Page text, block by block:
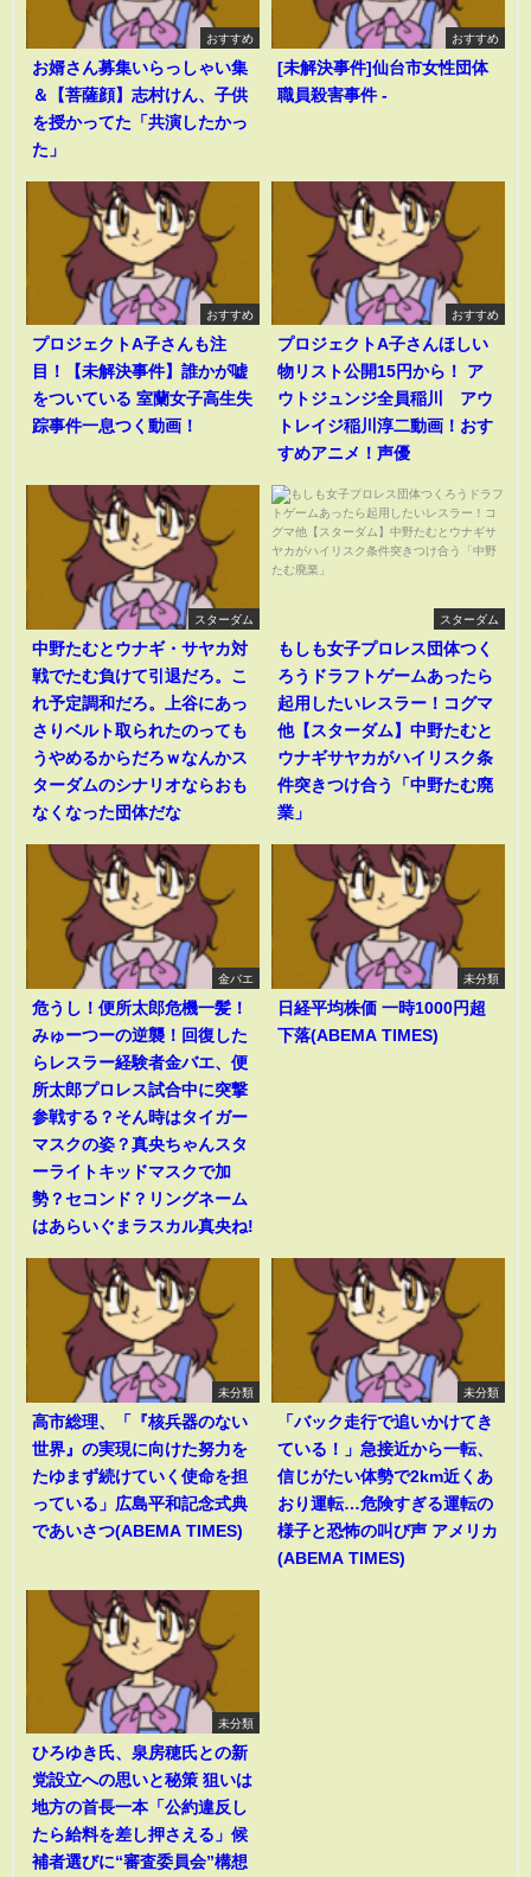
おすすめ
お婿さん募集いらっしゃい集
＆【菩薩顔】志村けん、子供
を授かってた「共演したかっ
た」
おすすめ
[未解決事件]仙台市女性団体
職員殺害事件 -
おすすめ
プロジェクトA子さんも注
目！【未解決事件】誰かが嘘
をついている 室蘭女子高生失
踪事件一息つく動画！
おすすめ
プロジェクトA子さんほしい
物リスト公開15円から！ ア
ウトジュンジ全員稲川 アウ
トレイジ稲川淳二動画！おす
すめアニメ！声優
スターダム
中野たむとウナギ・サヤカ対
戦でたむ負けて引退だろ。こ
れ予定調和だろ。上谷にあっ
さりベルト取られたのっても
うやめるからだろｗなんかス
ターダムのシナリオならおも
なくなった団体だな
スターダム
もしも女子プロレス団体つく
ろうドラフトゲームあったら
起用したいレスラー！コグマ
他【スターダム】中野たむと
ウナギサヤカがハイリスク条
件突きつけ合う「中野たむ廃
業」
金バエ
危うし！便所太郎危機一髪！
みゅーつーの逆襲！回復した
らレスラー経験者金バエ、便
所太郎プロレス試合中に突撃
参戦する？そん時はタイガー
マスクの姿？真央ちゃんスタ
ーライトキッドマスクで加
勢？セコンド？リングネーム
はあらいぐまラスカル真央ね!
未分類
日経平均株価 一時1000円超
下落(ABEMA TIMES)
未分類
高市総理、「『核兵器のない
世界』の実現に向けた努力を
たゆまず続けていく使命を担
っている」広島平和記念式典
であいさつ(ABEMA TIMES)
未分類
「バック走行で追いかけてき
ている！」急接近から一転、
信じがたい体勢で2km近くあ
おり運転…危険すぎる運転の
様子と恐怖の叫び声 アメリカ
(ABEMA TIMES)
未分類
ひろゆき氏、泉房穂氏との新
党設立への思いと秘策 狙いは
地方の首長一本「公約違反し
たら給料を差し押さえる」候
補者選びに“審査委員会”構想